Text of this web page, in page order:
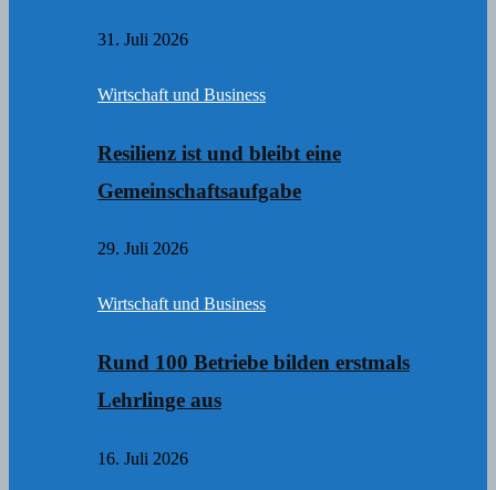
31. Juli 2026
Wirtschaft und Business
Resilienz ist und bleibt eine
Gemeinschaftsaufgabe
29. Juli 2026
Wirtschaft und Business
Rund 100 Betriebe bilden erstmals
Lehrlinge aus
16. Juli 2026